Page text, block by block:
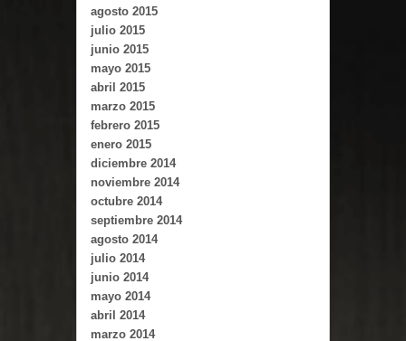
agosto 2015
julio 2015
junio 2015
mayo 2015
abril 2015
marzo 2015
febrero 2015
enero 2015
diciembre 2014
noviembre 2014
octubre 2014
septiembre 2014
agosto 2014
julio 2014
junio 2014
mayo 2014
abril 2014
marzo 2014